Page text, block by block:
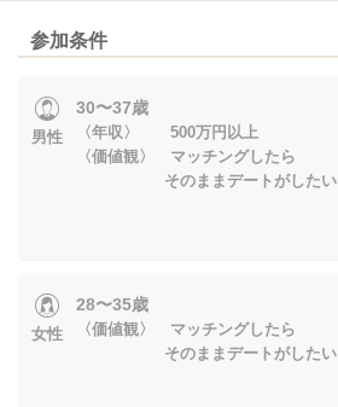
参加条件
男性
30〜37歳
〈年収〉 500万円以上
〈価値観〉 マッチングしたら
そのままデートがしたい
女性
28〜35歳
〈価値観〉 マッチングしたら
そのままデートがしたい